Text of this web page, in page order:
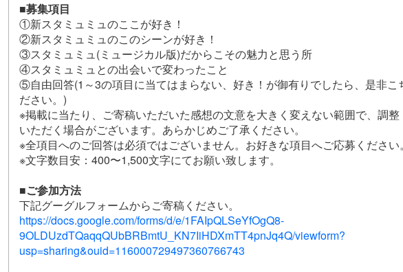
■募集項目
①新スタミュミュのここが好き！
②新スタミュミュのこのシーンが好き！
③スタミュミュ(ミュージカル版)だからこその魅力と思う所
④スタミュミュとの出会いで変わったこと
⑤自由回答(1～3の項目に当てはまらない、好き！が御有りでしたら、是非こ
ださい。)
※掲載に当たり、ご寄稿いただいた感想の文意を大きく変えない範囲で、調
いただく場合がございます。あらかじめご了承ください。
※全項目へのご回答は必須ではございません。お好きな項目へご応募ください
※文字数目安：400〜1,500文字にてお願い致します。
■ご参加方法
下記グーグルフォームからご寄稿ください。
https://docs.google.com/forms/d/e/1FAIpQLSeYfOgQ8-
9OLDUzdTQaqqQUbBRBmtU_KN7IiHDXmTT4pnJq4Q/viewform?
usp=sharing&ouid=116000729497360766743